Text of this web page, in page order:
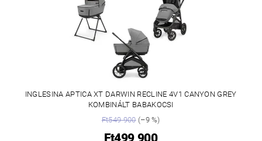
INGLESINA APTICA XT DARWIN RECLINE 4V1 CANYON GREY
KOMBINÁLT BABAKOCSI
Ft549 900(–9 %)
Ft499 900